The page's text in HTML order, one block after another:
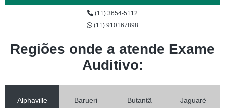
(11) 3654-5112
(11) 910167898
Regiões onde a atende Exame
Auditivo:
Alphaville Barueri Butantã Jaguaré